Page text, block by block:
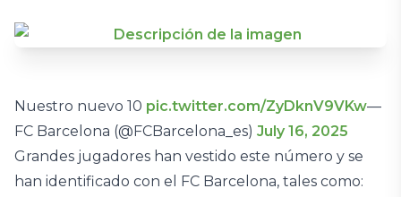
Nuestro nuevo 10 pic.twitter.com/ZyDknV9VKw—
FC Barcelona (@FCBarcelona_es) July 16, 2025
Grandes jugadores han vestido este número y se
han identificado con el FC Barcelona, tales como: